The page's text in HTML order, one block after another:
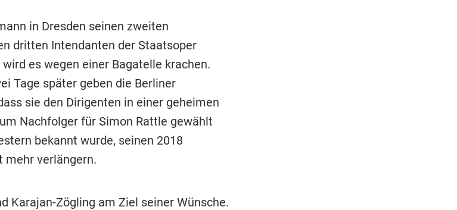
in Dresden seinen zweiten
dritten Intendanten der Staatsoper
es wegen einer Bagatelle krachen.
Tage später geben die Berliner
sie den Dirigenten in einer geheimen
Nachfolger für Simon Rattle gewählt
bekannt wurde, seinen 2018
mehr verlängern.
Karajan-Zögling am Ziel seiner Wünsche.